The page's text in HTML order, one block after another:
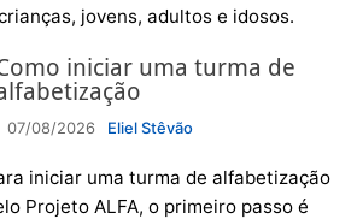
jovens, adultos e idosos.
iniciar uma turma de
07/08/2026 Eliel Stêvão
iniciar uma turma de alfabetização
Projeto ALFA, o primeiro passo é